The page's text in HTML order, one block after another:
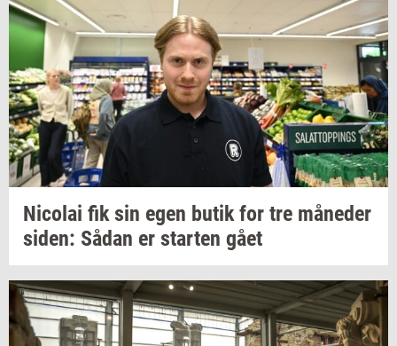
Ni­co­lai fik sin egen butik for tre må­ne­der
siden: Sådan er star­ten gået